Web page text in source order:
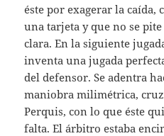
éste por exagerar la caída,
una tarjeta y que no se
clara. En la siguiente
inventa una jugada
del defensor. Se adentra
maniobra milimétrica,
Perquis, con lo que éste
falta. El árbitro estaba